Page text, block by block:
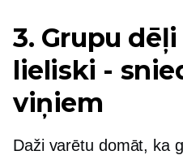
3. Grupu
lieliski -
viņiem
Daži varētu domāt, ka